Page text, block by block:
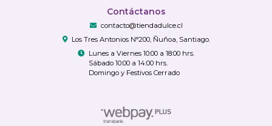
Contáctanos
contacto@tiendadulce.cl
Los Tres Antonios N°200, Ñuñoa, Santiago.
Lunes a Viernes 10:00 a 18:00 hrs.
Sábado 10:00 a 14:00 hrs.
Domingo y Festivos Cerrado